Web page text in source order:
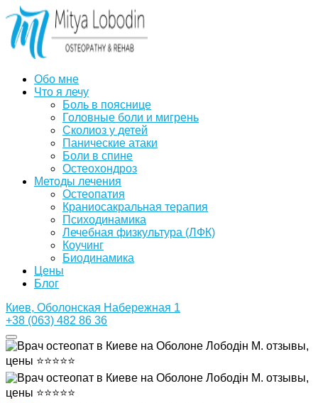
Обо мне
Что я лечу
Боль в пояснице
Головные боли и мигрень
Сколиоз у детей
Панические атаки
Боли в спине
Остеохондроз
Методы лечения
Остеопатия
Краниосакральная терапия
Психодинамика
Лечебная физкультура (ЛФК)
Коучинг
Биодинамика
Цены
Блог
Киев, Оболонская Набережная 1
+38 (063) 482 86 36